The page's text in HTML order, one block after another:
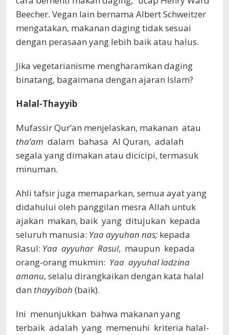
Beecher. Vegan lain bernama Albert Schweitzer
mengatakan, makanan daging tidak sesuai
dengan perasaan yang lebih baik atau halus.
Jika vegetarianisme mengharamkan daging
binatang, bagaimana dengan ajaran Islam?
Halal-Thayyib
Mufassir Qur’an menjelaskan, makanan atau
tha’am dalam bahasa Al Quran, adalah
segala yang dimakan atau dicicipi, termasuk
minuman.
Ahli tafsir juga memaparkan, semua ayat yang
didahului oleh panggilan mesra Allah untuk
ajakan makan, baik yang ditujukan kepada
seluruh manusia: Yaa ayyuhan nas; kepada
Rasul: Yaa ayyuhar Rasul, maupun kepada
orang-orang mukmin: Yaa ayyuhal ladzina
amanu, selalu dirangkaikan dengan kata halal
dan thayyibah (baik).
Ini menunjukkan bahwa makanan yang
terbaik adalah yang memenuhi kriteria halal-